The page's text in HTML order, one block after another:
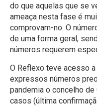
do que aquelas que se
ameaça nesta fase é
comprovam-no. O
de uma forma geral,
números requerem
O Reflexo teve acesso
expressos números
pandemia o concelho
casos (última